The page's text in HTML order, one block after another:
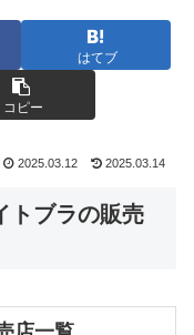
はてブ
コピー
2025.03.12 2025.03.14
トブラの販売